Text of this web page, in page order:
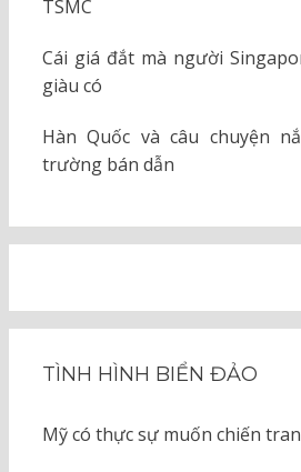
TSMC
Cái giá đắt mà người
giàu có
Hàn Quốc và câu chuyện
trường bán dẫn
TÌNH HÌNH BIỂN ĐẢO
Mỹ có thực sự muốn chiến